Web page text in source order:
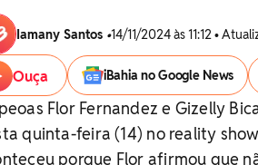
Iamany Santos •14/11/2024 às 11:12 •
Ouça iBahia no Google News
Flor Fernandez e Gizelly
quinta-feira (14) no reality show
porque Flor afirmou que